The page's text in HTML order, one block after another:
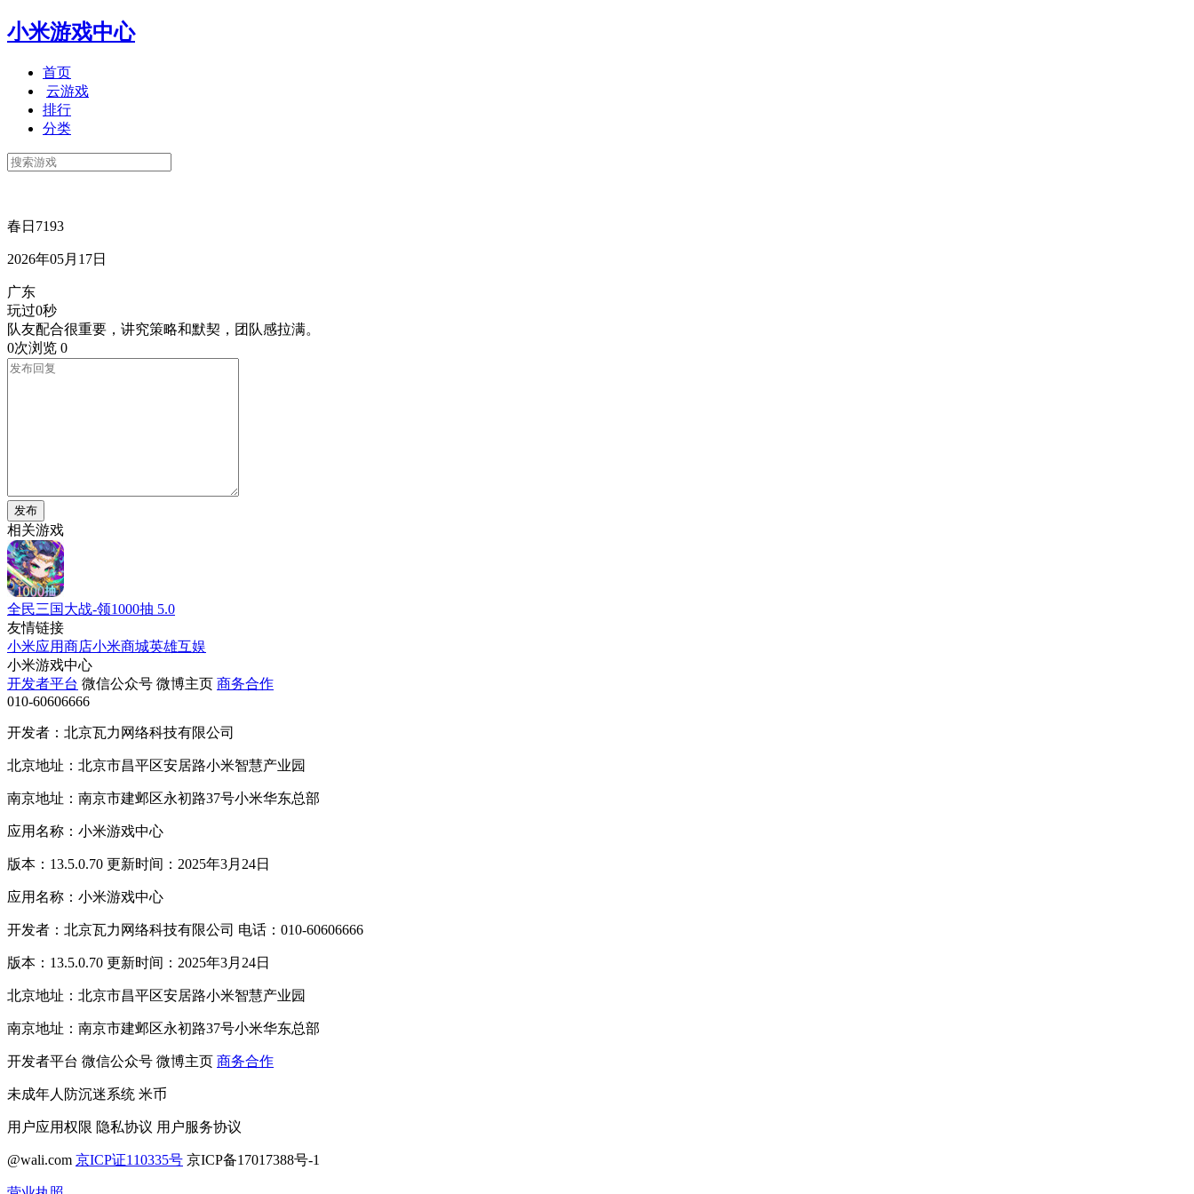
小米游戏中心
首页
云游戏
排行
分类
春日7193
2026年05月17日
广东
玩过0秒
队友配合很重要，讲究策略和默契，团队感拉满。
0次浏览 0
发布
相关游戏
全民三国大战-领1000抽 5.0
友情链接
小米应用商店小米商城英雄互娱
小米游戏中心
开发者平台 微信公众号 微博主页 商务合作
010-60606666
开发者：北京瓦力网络科技有限公司
北京地址：北京市昌平区安居路小米智慧产业园
南京地址：南京市建邺区永初路37号小米华东总部
应用名称：小米游戏中心
版本：13.5.0.70 更新时间：2025年3月24日
应用名称：小米游戏中心
开发者：北京瓦力网络科技有限公司 电话：010-60606666
版本：13.5.0.70 更新时间：2025年3月24日
北京地址：北京市昌平区安居路小米智慧产业园
南京地址：南京市建邺区永初路37号小米华东总部
开发者平台 微信公众号 微博主页 商务合作
未成年人防沉迷系统 米币
用户应用权限 隐私协议 用户服务协议
@wali.com 京ICP证110335号 京ICP备17017388号-1